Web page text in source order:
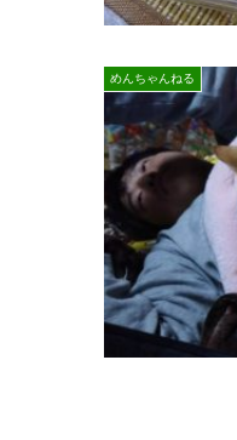
めんちゃんねる